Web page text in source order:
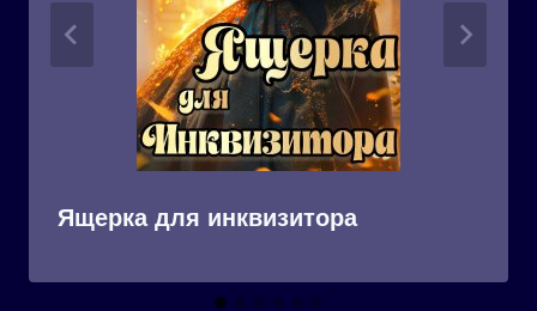
Ящерка для инквизитора